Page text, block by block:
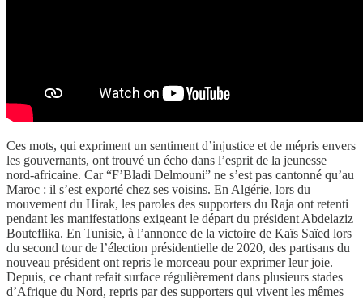
Ces mots, qui expriment un sentiment d’injustice et de mépris envers
les gouvernants, ont trouvé un écho dans l’esprit de la jeunesse
nord-africaine. Car “F’Bladi Delmouni” ne s’est pas cantonné qu’au
Maroc : il s’est exporté chez ses voisins. En Algérie, lors du
mouvement du Hirak, les paroles des supporters du Raja ont retenti
pendant les manifestations exigeant le départ du président Abdelaziz
Bouteflika. En Tunisie, à l’annonce de la victoire de Kaïs Saïed lors
du second tour de l’élection présidentielle de 2020, des partisans du
nouveau président ont repris le morceau pour exprimer leur joie.
Depuis, ce chant refait surface régulièrement dans plusieurs stades
d’Afrique du Nord, repris par des supporters qui vivent les mêmes